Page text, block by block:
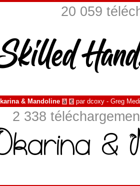
20 059
& Mandoline à € par dcoxy - Greg
2 338